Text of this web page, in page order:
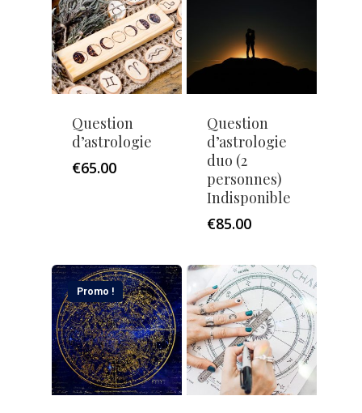
Question
d’astrologie
€65.00
Question
d’astrologie
duo (2
personnes)
Indisponible
€85.00
Promo !